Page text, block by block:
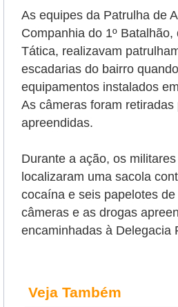
As equipes da Patrulha de
Companhia do 1º
Tática, realizavam
escadarias do bairro
equipamentos instalados
As câmeras foram
apreendidas.
Durante a ação, os
localizaram uma sacola
cocaína e seis papelotes
câmeras e as drogas
encaminhadas à Delegacia
Veja Também